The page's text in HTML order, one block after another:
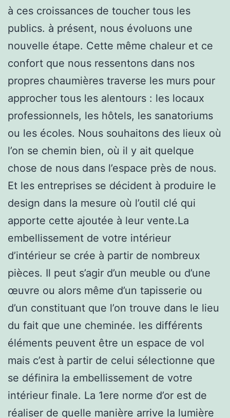
à ces croissances de toucher tous les
publics. à présent, nous évoluons une
nouvelle étape. Cette même chaleur et ce
confort que nous ressentons dans nos
propres chaumières traverse les murs pour
approcher tous les alentours : les locaux
professionnels, les hôtels, les sanatoriums
ou les écoles. Nous souhaitons des lieux où
l’on se chemin bien, où il y ait quelque
chose de nous dans l’espace près de nous.
Et les entreprises se décident à produire le
design dans la mesure où l’outil clé qui
apporte cette ajoutée à leur vente.La
embellissement de votre intérieur
d’intérieur se crée à partir de nombreux
pièces. Il peut s’agir d’un meuble ou d’une
œuvre ou alors même d’un tapisserie ou
d’un constituant que l’on trouve dans le lieu
du fait que une cheminée. les différents
éléments peuvent être un espace de vol
mais c’est à partir de celui sélectionne que
se définira la embellissement de votre
intérieur finale. La 1ere norme d’or est de
réaliser de quelle manière arrive la lumière